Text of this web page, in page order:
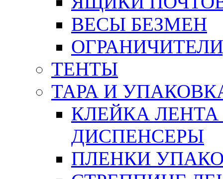
ВЕСЫ БЕЗМЕН
ТЕНТЫ
ТАРА И
КЛЕЙКА
ДИСПЕНСЕРЫ
ПЛЕНКИ